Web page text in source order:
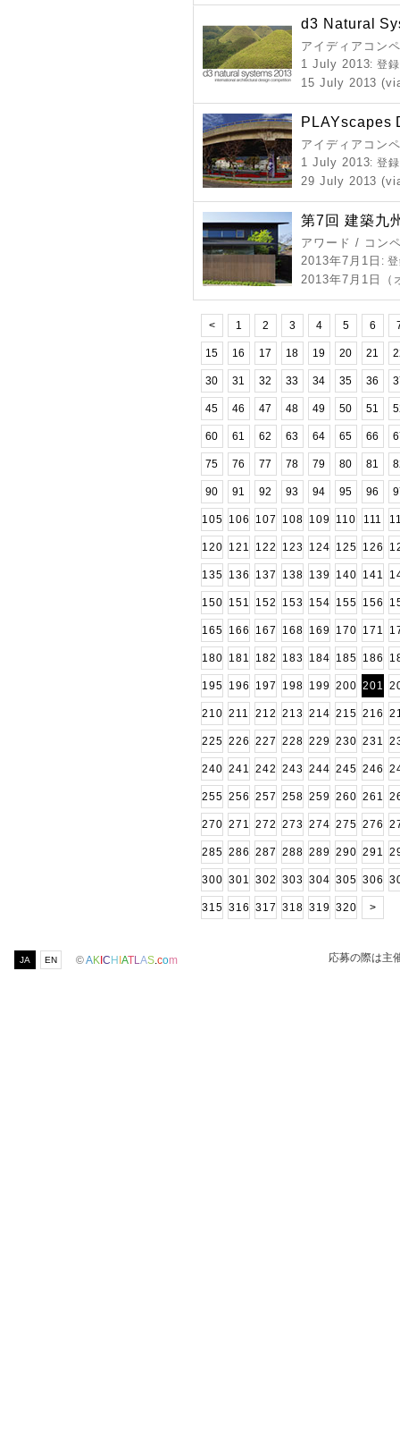
d3 Natural
アイディアコン
1 July 2013: 登
15 July 2013
PLAYscapes
アイディアコン
1 July 2013: 登
29 July 2013
第7回 建築九
アワード / コン
2013年7月1日 :
2013年7月1日（
< 1 2 3 4 5 6
15 16 17 18 19 20 21
30 31 32 33 34 35 36
45 46 47 48 49 50 51
60 61 62 63 64 65 66
75 76 77 78 79 80 81
90 91 92 93 94 95 96
105 106 107 108 109 110 111
120 121 122 123 124 125 126
135 136 137 138 139 140 141
150 151 152 153 154 155 156
165 166 167 168 169 170 171
180 181 182 183 184 185 186
195 196 197 198 199 200 201
210 211 212 213 214 215 216
225 226 227 228 229 230 231
240 241 242 243 244 245 246
255 256 257 258 259 260 261
270 271 272 273 274 275 276
285 286 287 288 289 290 291
300 301 302 303 304 305 306
315 316 317 318 319 320 >
JA EN ©AK C H ATLAS.com 応募の際は主